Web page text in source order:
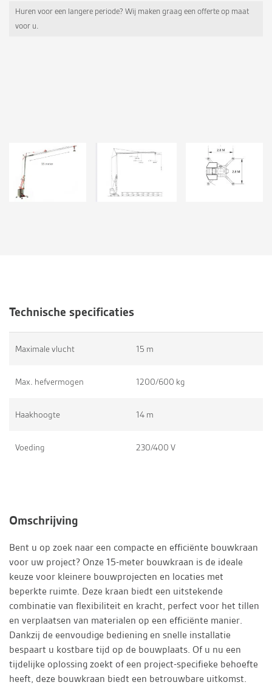
Huren voor een langere periode? Wij maken graag een offerte op maat
voor u.
Technische specificaties
Maximale vlucht 15 m
Max. hefvermogen 1200/600 kg
Haakhoogte 14 m
Voeding 230/400 V
Omschrijving
Bent u op zoek naar een compacte en efficiënte bouwkraan
voor uw project? Onze 15-meter bouwkraan is de ideale
keuze voor kleinere bouwprojecten en locaties met
beperkte ruimte. Deze kraan biedt een uitstekende
combinatie van flexibiliteit en kracht, perfect voor het tillen
en verplaatsen van materialen op een efficiënte manier.
Dankzij de eenvoudige bediening en snelle installatie
bespaart u kostbare tijd op de bouwplaats. Of u nu een
tijdelijke oplossing zoekt of een project-specifieke behoefte
heeft, deze bouwkraan biedt een betrouwbare uitkomst.